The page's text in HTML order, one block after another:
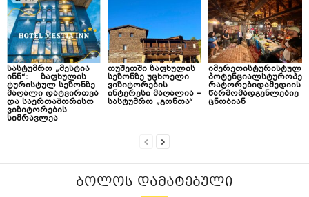
სასტუმრო „მესტია
ინნ“: ზაფხულის
ტურისტულ სეზონზე
მაღალი დატვირთვა
და საერთაშორისო
ვიზიტორების
სიმრავლეა
თუშეთში ზაფხულის
სეზონზე უცხოელი
ვიზიტორების
ინტერესი მაღალია –
სასტუმრო „გონთა“
იმერეთისტურისტულ
პოტენციალსტუროპე
რატორებიდამედიის
წარმომადგენლებიე
ცნობიან
ᲑᲝᲚᲝᲡ ᲓᲐᲛᲐᲢᲔᲑᲣᲚᲘ